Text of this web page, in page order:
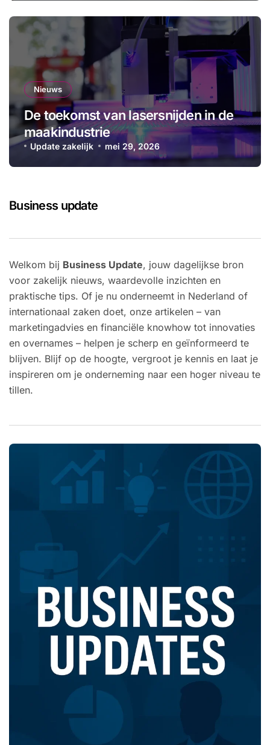
Nieuws
De toekomst van lasersnijden in de
maakindustrie
Update zakelijk mei 29, 2026
Business update
Welkom bij Business Update, jouw dagelijkse bron
voor zakelijk nieuws, waardevolle inzichten en
praktische tips. Of je nu onderneemt in Nederland of
internationaal zaken doet, onze artikelen – van
marketingadvies en financiële knowhow tot innovaties
en overnames – helpen je scherp en geïnformeerd te
blijven. Blijf op de hoogte, vergroot je kennis en laat je
inspireren om je onderneming naar een hoger niveau te
tillen.